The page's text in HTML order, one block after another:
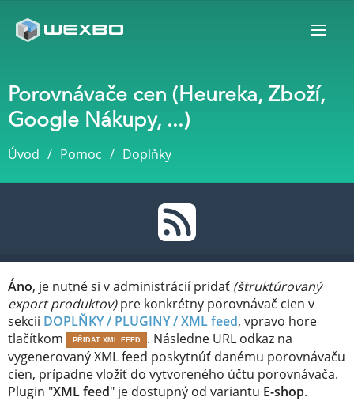
Porovnávače cen (Heureka, Zboží,
Google Nákupy, ...)
Úvod Pomoc Doplňky
Áno, je nutné si v administrácií pridať (štruktúrovaný
export produktov)pre konkrétny porovnávač cien v
sekcii DOPLŇKY / PLUGINY /XML feed, vpravo hore
tlačítkom
PŘIDAT XML FEED
. Následne URL odkaz na
vygenerovaný XML feed poskytnúť danému porovnávaču
cien, prípadne vložiť do vytvoreného účtu porovnávača.
Plugin "XML feed" je dostupný od variantu E-shop.